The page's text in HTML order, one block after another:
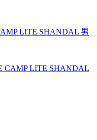
CAMP LITE SHANDAL